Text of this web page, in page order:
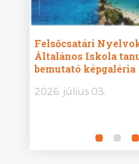
Felsőcsatári
Általános Iskola
bemutató képgaléria
2026. július 03.